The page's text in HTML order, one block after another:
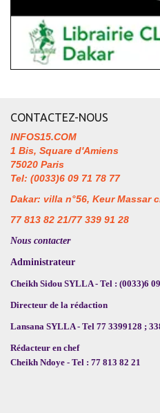
CONTACTEZ-NOUS
INFOS15.COM
1 Bis, Square d'Amiens
75020 Paris
Tel: (0033)6 09 71 78 77
Dakar: villa n°56, Keur Massar
77 813 82 21/77 339 91 28
Nous contacter
Administrateur
Cheikh Sidou SYLLA - Tel : (0033)6
Directeur de la rédaction
Lansana SYLLA - Tel 77 3399128 ;
Rédacteur en chef
Cheikh Ndoye - Tel : 77 813 82 21